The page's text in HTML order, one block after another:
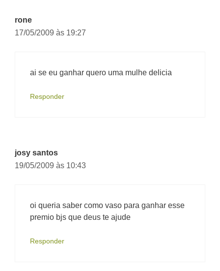
rone
17/05/2009 às 19:27
ai se eu ganhar quero uma mulhe delicia
Responder
josy santos
19/05/2009 às 10:43
oi queria saber como vaso para ganhar esse
premio bjs que deus te ajude
Responder